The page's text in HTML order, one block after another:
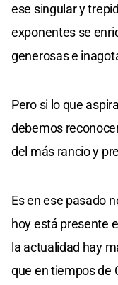
ese singular y
exponentes se
generosas e
Pero si lo que
debemos
del más rancio y
Es en ese pasado
hoy está presente
la actualidad hay
que en tiempos de